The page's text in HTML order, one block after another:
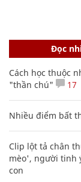
Đọc
Cách học thuộc
"thần chú"
17
Nhiều điểm bất
Clip lột tả chân
mèo', người tinh
con